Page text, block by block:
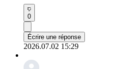
0
Écrire une réponse
2026.07.02 15:29